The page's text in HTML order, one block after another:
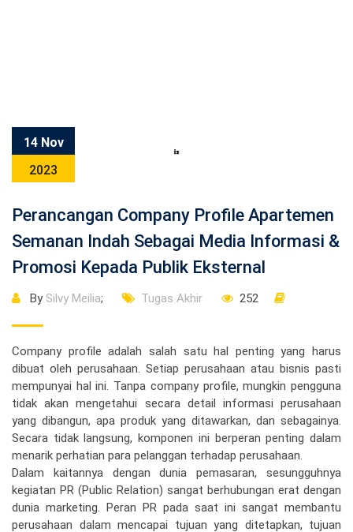
14 Nov
2023
Perancangan Company Profile Apartemen
Semanan Indah Sebagai Media Informasi &
Promosi Kepada Publik Eksternal
By Silvy Meilia; Tugas Akhir 252
Company profile adalah salah satu hal penting yang harus
dibuat oleh perusahaan. Setiap perusahaan atau bisnis pasti
mempunyai hal ini. Tanpa company profile, mungkin pengguna
tidak akan mengetahui secara detail informasi perusahaan
yang dibangun, apa produk yang ditawarkan, dan sebagainya.
Secara tidak langsung, komponen ini berperan penting dalam
menarik perhatian para pelanggan terhadap perusahaan.
Dalam kaitannya dengan dunia pemasaran, sesungguhnya
kegiatan PR (Public Relation) sangat berhubungan erat dengan
dunia marketing. Peran PR pada saat ini sangat membantu
perusahaan dalam mencapai tujuan yang ditetapkan, tujuan